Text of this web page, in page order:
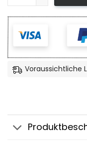
Voraussichtliche